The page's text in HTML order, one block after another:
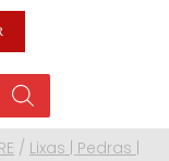
/ Lixas | Pedras |